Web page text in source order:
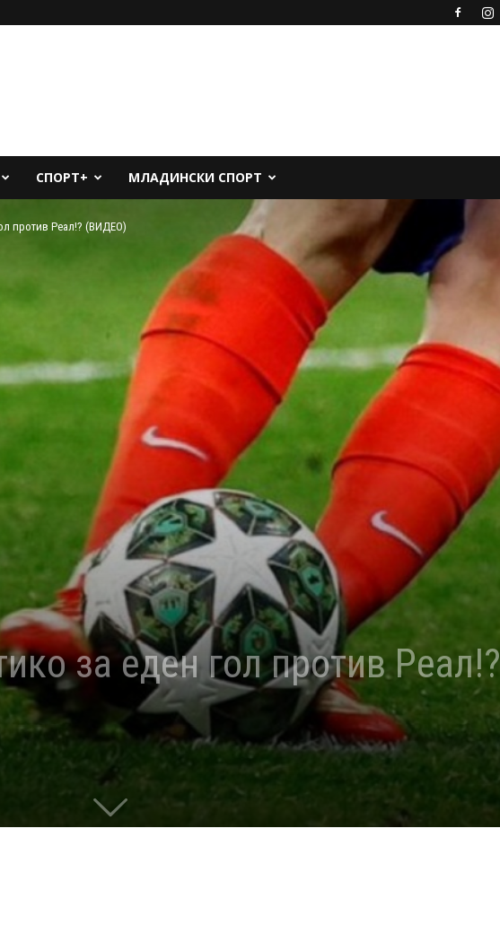
СПОРТ+ МЛАДИНСКИ СПОРТ
против Реал!? (ВИДЕО)
за еден гол против Реал!?